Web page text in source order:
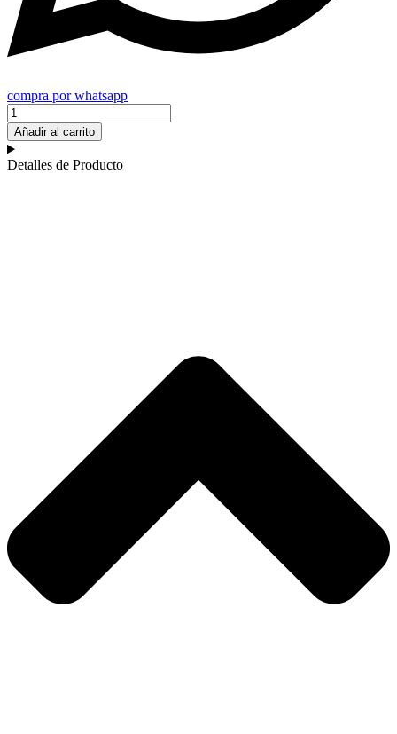
compra por whatsapp
Limpiador
Solubril
Original
cantidad
Añadir al carrito
Detalles de Producto